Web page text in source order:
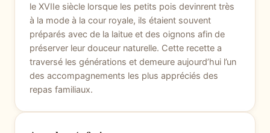
le XVIIe siècle lorsque les petits pois devinrent très
à la mode à la cour royale, ils étaient souvent
préparés avec de la laitue et des oignons afin de
préserver leur douceur naturelle. Cette recette a
traversé les générations et demeure aujourd’hui l’un
des accompagnements les plus appréciés des
repas familiaux.